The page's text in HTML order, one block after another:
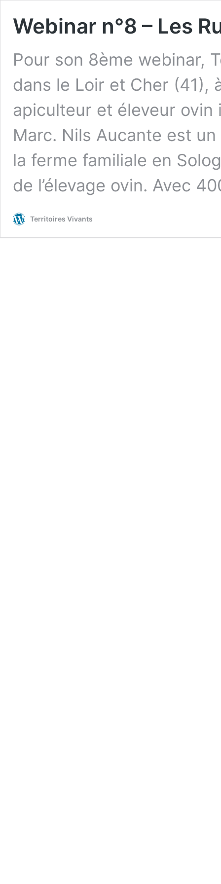
Webinar n°8 – Les
Pour son 8ème webinar,
dans le Loir et Cher (41),
apiculteur et éleveur ovin
Marc. Nils Aucante est
la ferme familiale en
de l’élevage ovin. Avec
Territoires Vivants